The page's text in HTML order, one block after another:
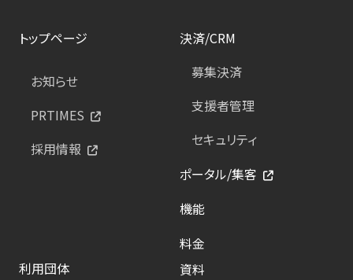
トップページ
お知らせ
PRTIMES
採用情報
決済/CRM
募集決済
支援者管理
セキュリティ
ポータル/集客
機能
料金
利用団体
資料